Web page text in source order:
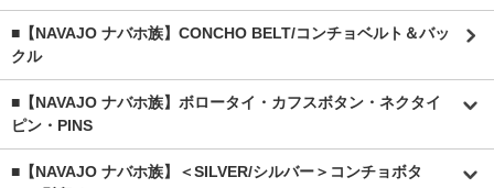
■【NAVAJO ナバホ族】CONCHO BELT/コンチョベルト＆バッ
クル
■【NAVAJO ナバホ族】ボロータイ・カフスボタン・ネクタイ
ピン・PINS
■【NAVAJO ナバホ族】＜SILVER/シルバー＞コンチョボタ